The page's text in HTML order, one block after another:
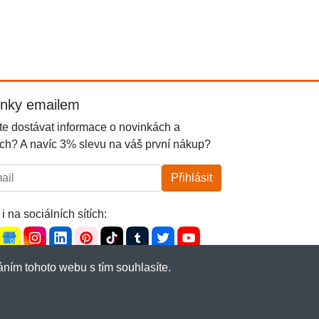
emailem
dostávat informace o novinkách a
A navíc 3% slevu na váš první nákup?
Přihlásit
i na sociálních sítích:
tohoto webu s tím souhlasíte.